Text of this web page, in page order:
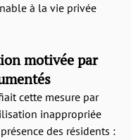
à la vie privée
motivée par
cette mesure par
inappropriée
des résidents :